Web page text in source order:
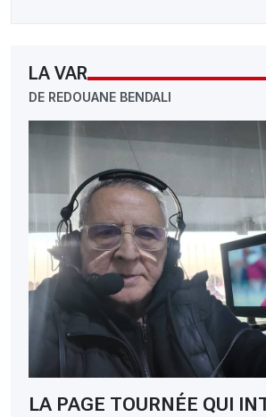
LA VAR
DE REDOUANE BENDALI
LA PAGE TOURNÉE QUI